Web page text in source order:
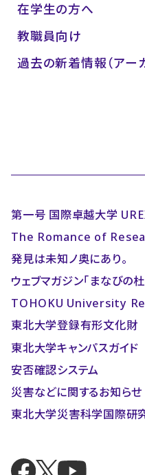
在学生の方へ
教職員向け
過去の新着情報（アー
第一号 国際卓越大学
The Romance of
発見は未知ノ奥にあり。
ウェブマガジン「まなびの杜
TOHOKU University
東北大学登録有形文化財
東北大学キャンパスガイド
安否確認システム
災害などに関するお知らせ
東北大学災害科学国際研